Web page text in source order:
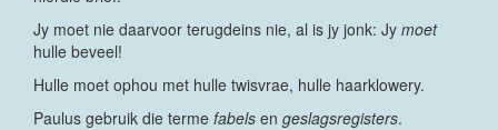
Jy moet nie daarvoor terugdeins nie, al is jy jonk: Jy moet
hulle beveel!
Hulle moet ophou met hulle twisvrae, hulle haarklowery.
Paulus gebruik die terme fabels en geslagsregisters.